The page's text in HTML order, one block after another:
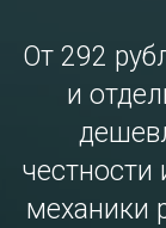
От 292
и
механики